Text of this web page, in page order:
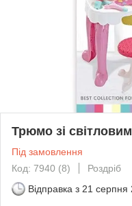
Трюмо зі
Під замовлення
Код: 7940 (8)
Роздріб
Відправка з 21 серпня